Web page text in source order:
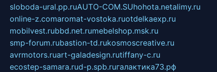
sloboda-ural.pp.ruAUTO-COM.SUhohota.netalimy.ru
online-z.comaromat-vostoka.ruotdelkaexp.ru
mobilvest.rubbd.net.rumebelshop.msk.ru
smp-forum.rubastion-td.rukosmoscreative.ru
avrmotors.ruart-galadesign.rutiffany-c.ru
ecostep-samara.rud-p.spb.ruгалактика73.рф